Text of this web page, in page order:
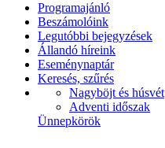
Programajánló
Beszámolóink
Legutóbbi bejegyzések
Állandó híreink
Eseménynaptár
Keresés, szűrés
Nagyböjt és húsvét
Adventi időszak
Ünnepkörök